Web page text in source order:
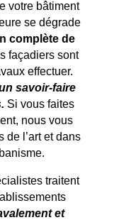
votre bâtiment
se dégrade
complète de
façadiers sont
effectuer.
savoir-faire
Si vous faites
nous vous
de l’art et dans
traitent
et